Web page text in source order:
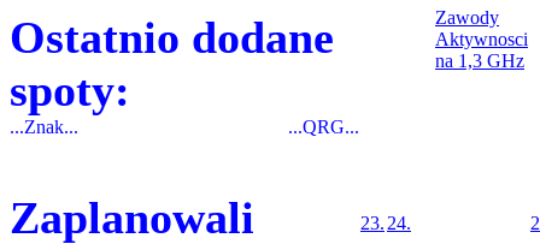
Ostatnio dodane
spoty:
...Znak... ...QRG...
Zaplanowali
Zawody
Aktywnosci
na 1,3 GHz
23. 24.